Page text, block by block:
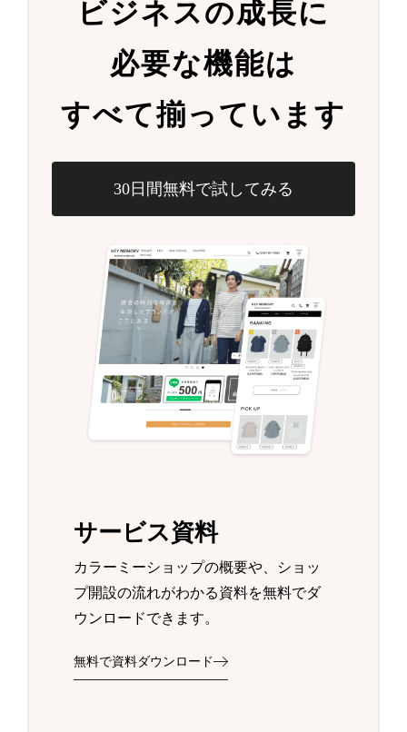
ビジネスの成長に
必要な機能は
すべて揃っています
30日間無料で試してみる
サービス資料
カラーミーショップの概要や、ショッ
プ開設の流れがわかる資料を無料でダ
ウンロードできます。
無料で資料ダウンロード